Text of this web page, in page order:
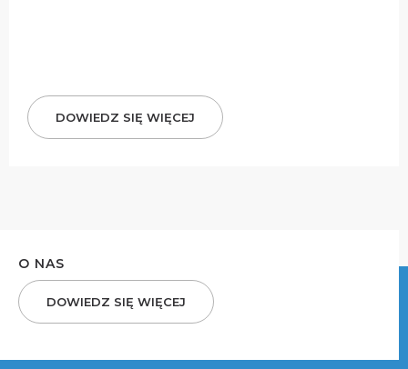
DOWIEDZ SIĘ WIĘCEJ
O NAS
DOWIEDZ SIĘ WIĘCEJ